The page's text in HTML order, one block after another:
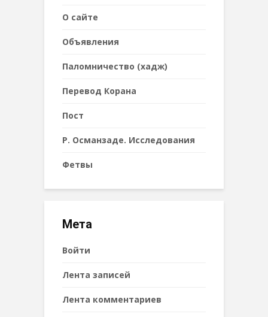
О сайте
Объявления
Паломничество (хадж)
Перевод Корана
Пост
Р. Османзаде. Исследования
Фетвы
Мета
Войти
Лента записей
Лента комментариев